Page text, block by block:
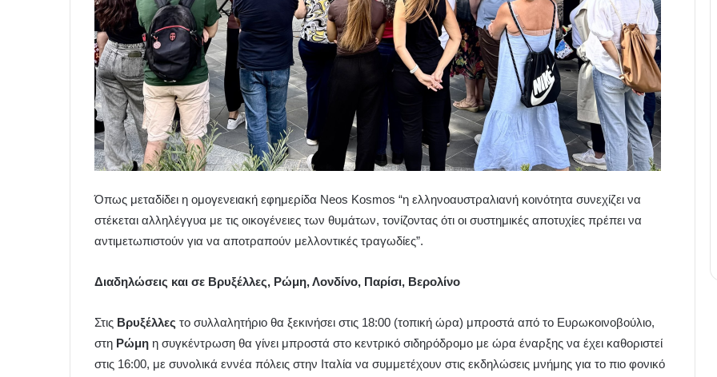
Όπως μεταδίδει η ομογενειακή εφημερίδα Neos Kosmos “η ελληνοαυστραλιανή κοινότητα συνεχίζει να
στέκεται αλληλέγγυα με τις οικογένειες των θυμάτων, τονίζοντας ότι οι συστημικές αποτυχίες πρέπει να
αντιμετωπιστούν για να αποτραπούν μελλοντικές τραγωδίες”.
Διαδηλώσεις και σε Βρυξέλλες, Ρώμη, Λονδίνο, Παρίσι, Βερολίνο
Στις Βρυξέλλες το συλλαλητήριο θα ξεκινήσει στις 18:00 (τοπική ώρα) μπροστά από το Ευρωκοινοβούλιο,
στη Ρώμη η συγκέντρωση θα γίνει μπροστά στο κεντρικό σιδηρόδρομο με ώρα έναρξης να έχει καθοριστεί
στις 16:00, με συνολικά εννέα πόλεις στην Ιταλία να συμμετέχουν στις εκδηλώσεις μνήμης για το πιο φονικό